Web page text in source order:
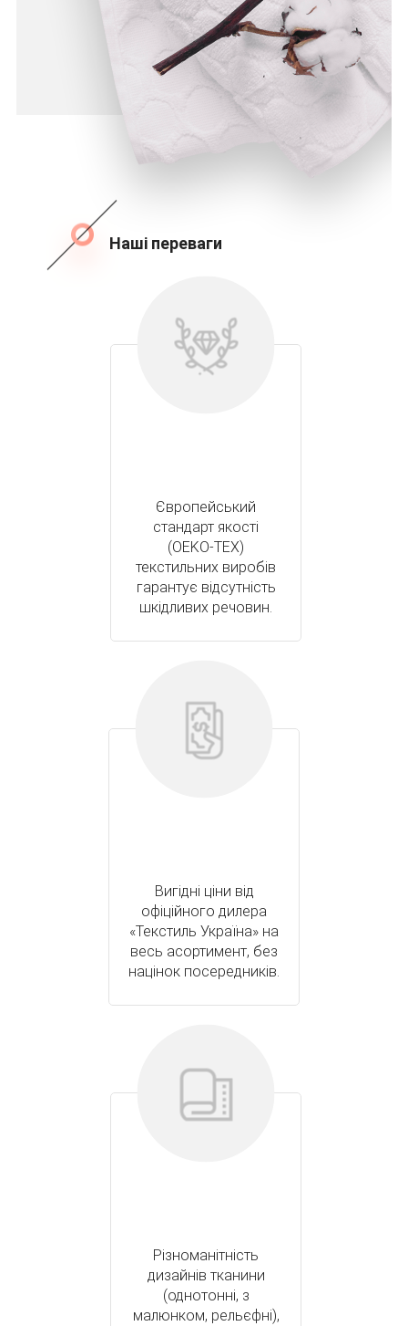
Наші переваги
Європейський
стандарт якості
(OEKO-TEX)
текстильних виробів
гарантує відсутність
шкідливих речовин.
Вигідні ціни від
офіційного дилера
«Текстиль Україна» на
весь асортимент, без
націнок посередників.
Різноманітність
дизайнів тканини
(однотонні, з
малюнком, рельєфні),